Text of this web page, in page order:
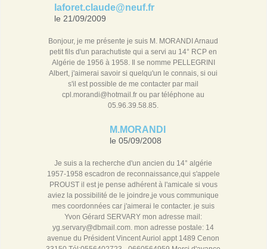
laforet.claude@neuf.fr
le 21/09/2009
Bonjour, je me présente je suis M. MORANDI Arnaud
petit fils d'un parachutiste qui a servi au 14° RCP en
Algérie de 1956 à 1958. Il se nomme PELLEGRINI
Albert, j'aimerai savoir si quelqu'un le connais, si oui
s'il est possible de me contacter par mail
cpl.morandi@hotmail.fr ou par téléphone au
05.96.39.58.85.
M.MORANDI
le 05/09/2008
Je suis a la recherche d'un ancien du 14° algérie
1957-1958 escadron de reconnaissance,qui s'appele
PROUST il est je pense adhérent à l'amicale si vous
aviez la possibilité de le joindre,je vous communique
mes coordonnées car j'aimerai le contacter. je suis
Yvon Gérard SERVARY mon adresse mail:
yg.servary@dbmail.com. mon adresse postale: 14
avenue du Président Vincent Auriol appt 1489 Cenon